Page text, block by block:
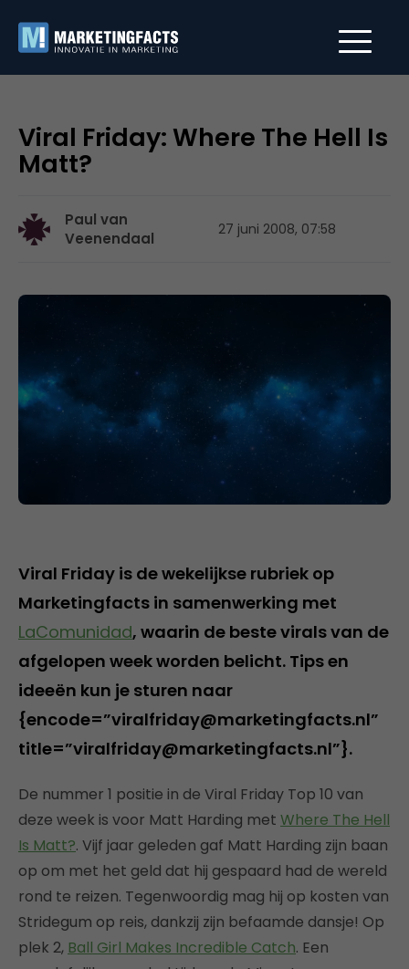
Viral Friday: Where The Hell Is
Matt?
Paul van
Veenendaal
27 juni 2008, 07:58
Viral Friday is de wekelijkse rubriek op
Marketingfacts in samenwerking met
LaComunidad, waarin de beste virals van de
afgelopen week worden belicht. Tips en
ideeën kun je sturen naar
{encode=”viralfriday@marketingfacts.nl”
title=”viralfriday@marketingfacts.nl”}.
De nummer 1 positie in de Viral Friday Top 10 van
deze week is voor Matt Harding met Where The Hell
Is Matt?. Vijf jaar geleden gaf Matt Harding zijn baan
op om met het geld dat hij gespaard had de wereld
rond te reizen. Tegenwoordig mag hij op kosten van
Stridegum op reis, dankzij zijn befaamde dansje! Op
plek 2, Ball Girl Makes Incredible Catch. Een